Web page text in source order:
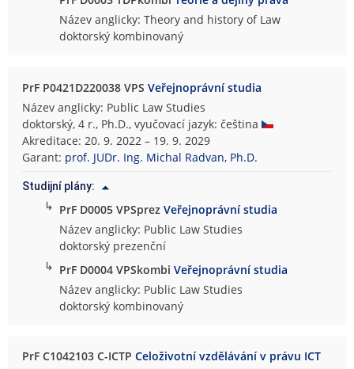
Název anglicky: Theory and history of Law
doktorský kombinovaný
PrF P0421D220038 VPSVeřejnoprávní studia
Název anglicky: Public Law Studies
doktorský, 4 r., Ph.D., vyučovací jazyk: čeština
Akreditace: 20. 9. 2022 – 19. 9. 2029
Garant: prof. JUDr. Ing. Michal Radvan, Ph.D.
Studijní plány:
↳ PrF D0005 VPSprezVeřejnoprávní studia
Název anglicky: Public Law Studies
doktorský prezenční
↳ PrF D0004 VPSkombiVeřejnoprávní studia
Název anglicky: Public Law Studies
doktorský kombinovaný
PrF C1042103 C-ICTPCeloživotní vzdělávání v právu ICT